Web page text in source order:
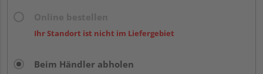
Ihr Standort ist nicht im Liefergebiet
Beim Händler abholen